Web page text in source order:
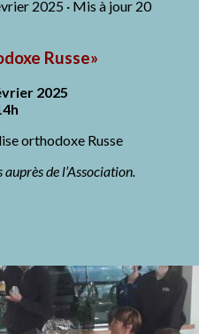
2025 · Mis à jour 20
Russe»
2025
orthodoxe Russe
de l’Association.